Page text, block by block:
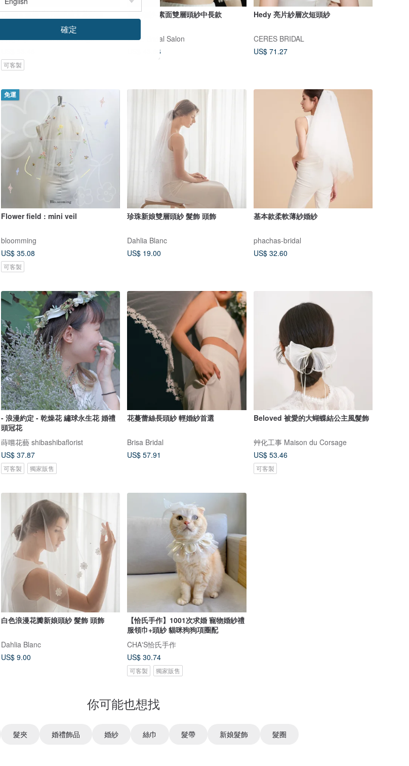
Desire 慾望透紗透明感大花髮飾
艸化工事 Maison du Corsage
可客製
新娘頭紗-素面雙層頭紗中長款
MISE Bridal Salon
US$ 43.66
Hedy 亮片紗層次短頭紗
CERES BRIDAL
US$ 71.27
免運
Flower field : mini veil
bloomming
US$ 35.08
可客製
珍珠新娘雙層頭紗 髮飾 頭飾
Dahlia Blanc
US$ 19.00
基本款柔軟薄紗婚紗
phachas-bridal
US$ 32.60
- 浪漫約定 - 乾燥花 繡球永生花 婚禮
頭冠花
蒔嚐花藝 shibashibaflorist
US$ 37.87
可客製 獨家販售
花蔓蕾絲長頭紗 輕婚紗首選
Brisa Bridal
US$ 57.91
Beloved 被愛的大蝴蝶結公主風髮飾
艸化工事 Maison du Corsage
US$ 53.46
可客製
白色浪漫花瓣新娘頭紗 髮飾 頭飾
Dahlia Blanc
US$ 9.00
【恰氏手作】1001次求婚 寵物婚紗禮
服領巾+頭紗 貓咪狗狗項圈配
CHA'S恰氏手作
US$ 30.74
可客製 獨家販售
你可能也想找
髮夾 婚禮飾品 婚紗 絲巾 髮帶 新娘髮飾 髮圈
確定